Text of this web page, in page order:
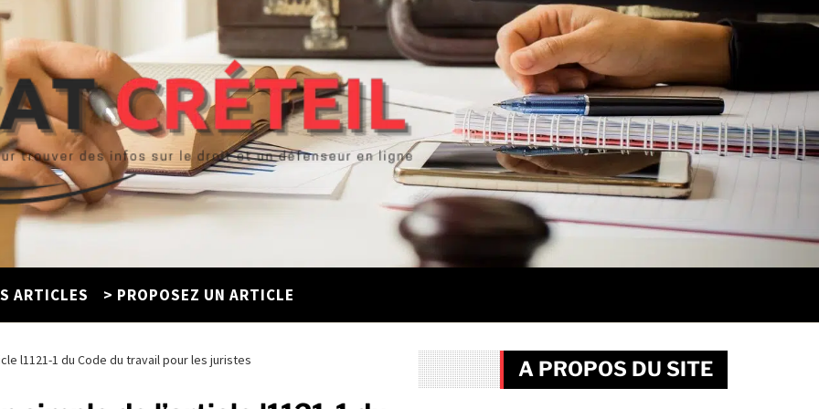
ARTICLES > PROPOSEZ UN ARTICLE
l1121-1 du Code du travail pour les juristes A PROPOS DU SITE